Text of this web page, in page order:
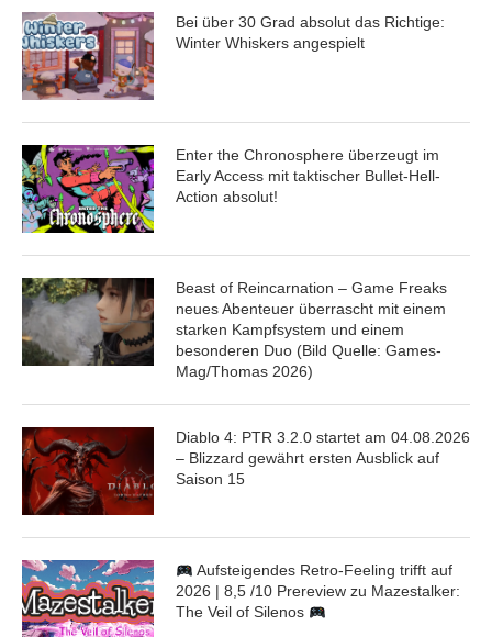
Bei über 30 Grad absolut das Richtige:
Winter Whiskers angespielt
Enter the Chronosphere überzeugt im
Early Access mit taktischer Bullet-Hell-
Action absolut!
Beast of Reincarnation – Game Freaks
neues Abenteuer überrascht mit einem
starken Kampfsystem und einem
besonderen Duo (Bild Quelle: Games-
Mag/Thomas 2026)
Diablo 4: PTR 3.2.0 startet am 04.08.2026
– Blizzard gewährt ersten Ausblick auf
Saison 15
Aufsteigendes Retro-Feeling trifft auf
2026 | 8,5 /10 Prereview zu Mazestalker:
The Veil of Silenos